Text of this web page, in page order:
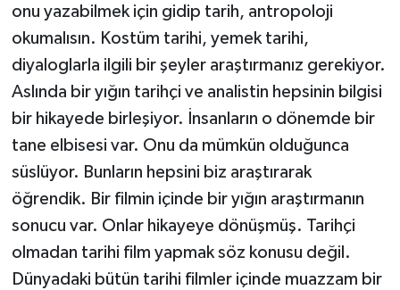
onu yazabilmek için gidip tarih, antropoloji
okumalısın. Kostüm tarihi, yemek tarihi,
diyaloglarla ilgili bir şeyler araştırmanız gerekiyor.
Aslında bir yığın tarihçi ve analistin hepsinin bilgisi
bir hikayede birleşiyor. İnsanların o dönemde bir
tane elbisesi var. Onu da mümkün olduğunca
süslüyor. Bunların hepsini biz araştırarak
öğrendik. Bir filmin içinde bir yığın araştırmanın
sonucu var. Onlar hikayeye dönüşmüş. Tarihçi
olmadan tarihi film yapmak söz konusu değil.
Dünyadaki bütün tarihi filmler içinde muazzam bir